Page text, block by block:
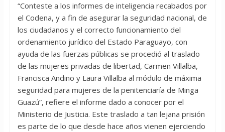
“Conteste a los informes de inteligencia recabados por
el Codena, y a fin de asegurar la seguridad nacional, de
los ciudadanos y el correcto funcionamiento del
ordenamiento jurídico del Estado Paraguayo, con
ayuda de las fuerzas públicas se procedió al traslado
de las mujeres privadas de libertad, Carmen Villalba,
Francisca Andino y Laura Villalba al módulo de máxima
seguridad para mujeres de la penitenciaría de Minga
Guazú”, refiere el informe dado a conocer por el
Ministerio de Justicia. Este traslado a tan lejana prisión
es parte de lo que desde hace años vienen ejerciendo